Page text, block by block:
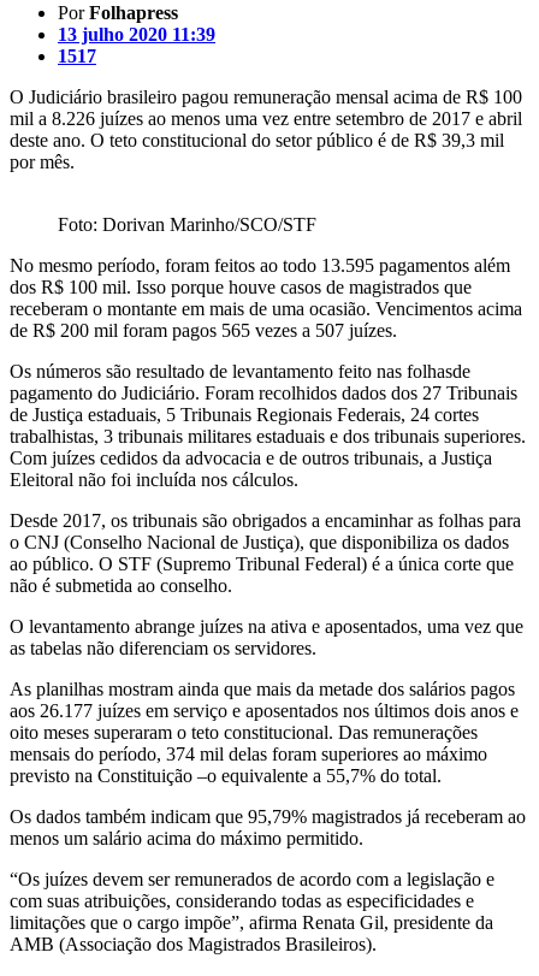
PorFolhapress
13 julho 2020 11:39
1517
O Judiciário brasileiro pagou remuneração mensal acima de R$ 100
mil a 8.226 juízes ao menos uma vez entre setembro de 2017 e abril
deste ano. O teto constitucional do setor público é de R$ 39,3 mil
por mês.
Foto: Dorivan Marinho/SCO/STF
No mesmo período, foram feitos ao todo 13.595 pagamentos além
dos R$ 100 mil. Isso porque houve casos de magistrados que
receberam o montante em mais de uma ocasião. Vencimentos acima
de R$ 200 mil foram pagos 565 vezes a 507 juízes.
Os números são resultado de levantamento feito nas folhasde
pagamento do Judiciário. Foram recolhidos dados dos 27 Tribunais
de Justiça estaduais, 5 Tribunais Regionais Federais, 24 cortes
trabalhistas, 3 tribunais militares estaduais e dos tribunais superiores.
Com juízes cedidos da advocacia e de outros tribunais, a Justiça
Eleitoral não foi incluída nos cálculos.
Desde 2017, os tribunais são obrigados a encaminhar as folhas para
o CNJ (Conselho Nacional de Justiça), que disponibiliza os dados
ao público. O STF (Supremo Tribunal Federal) é a única corte que
não é submetida ao conselho.
O levantamento abrange juízes na ativa e aposentados, uma vez que
as tabelas não diferenciam os servidores.
As planilhas mostram ainda que mais da metade dos salários pagos
aos 26.177 juízes em serviço e aposentados nos últimos dois anos e
oito meses superaram o teto constitucional. Das remunerações
mensais do período, 374 mil delas foram superiores ao máximo
previsto na Constituição –o equivalente a 55,7% do total.
Os dados também indicam que 95,79% magistrados já receberam ao
menos um salário acima do máximo permitido.
“Os juízes devem ser remunerados de acordo com a legislação e
com suas atribuições, considerando todas as especificidades e
limitações que o cargo impõe”, afirma Renata Gil, presidente da
AMB (Associação dos Magistrados Brasileiros).